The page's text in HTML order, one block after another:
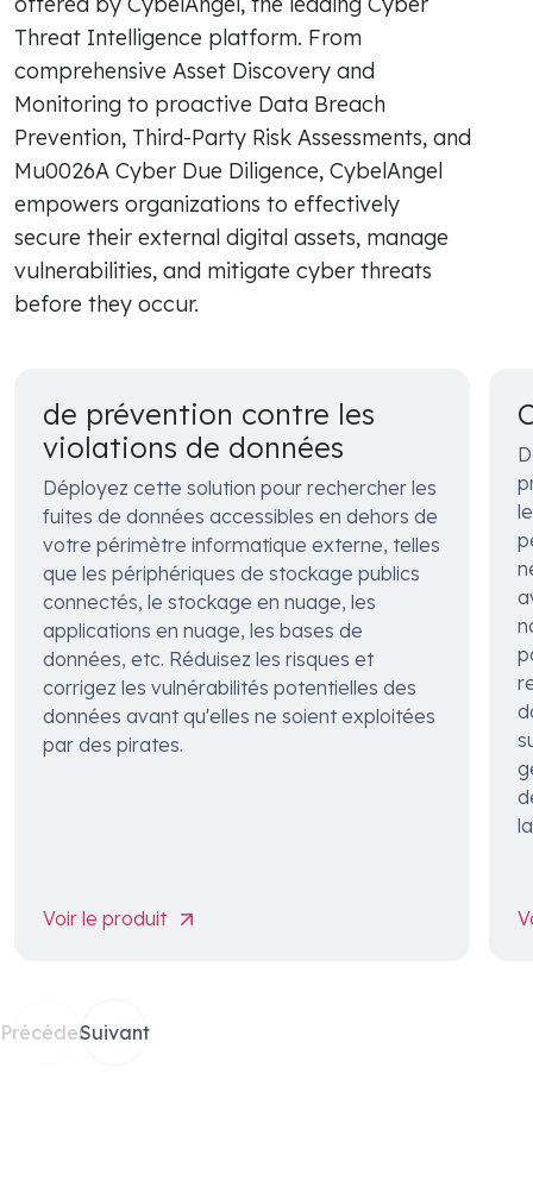
Threat Intelligence platform. From
comprehensive Asset Discovery and
Monitoring to proactive Data Breach
Prevention, Third-Party Risk Assessments, and
Mu0026A Cyber Due Diligence, CybelAngel
empowers organizations to effectively
secure their external digital assets, manage
vulnerabilities, and mitigate cyber threats
before they occur.
de prévention contre les
violations de données
Déployez cette solution pour rechercher les
fuites de données accessibles en dehors de
votre périmètre informatique externe, telles
que les périphériques de stockage publics
connectés, le stockage en nuage, les
applications en nuage, les bases de
données, etc. Réduisez les risques et
corrigez les vulnérabilités potentielles des
données avant qu'elles ne soient exploitées
par des pirates.
Voir le produit
PrécédentSuivant